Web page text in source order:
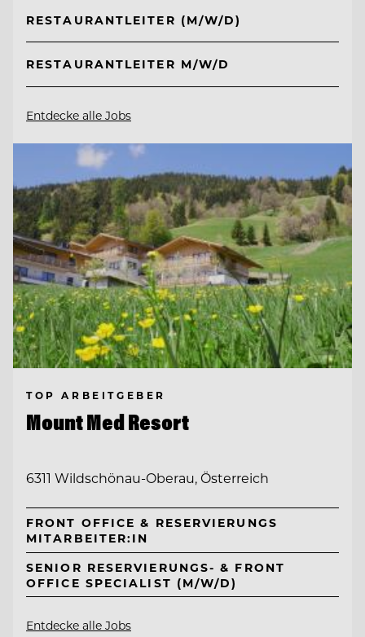
RESTAURANTLEITER (M/W/D)
RESTAURANTLEITER M/W/D
Entdecke alle Jobs
TOP ARBEITGEBER
Mount Med Resort
6311 Wildschönau-Oberau, Österreich
FRONT OFFICE & RESERVIERUNGS
MITARBEITER:IN
SENIOR RESERVIERUNGS- & FRONT
OFFICE SPECIALIST (M/W/D)
Entdecke alle Jobs